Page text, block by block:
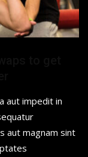
aut impedit in
aut magnam sint